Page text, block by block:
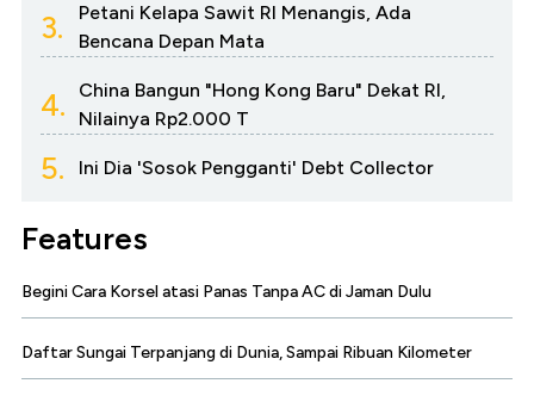
3.
Petani Kelapa Sawit RI Menangis, Ada
Bencana Depan Mata
4.
China Bangun "Hong Kong Baru" Dekat RI,
Nilainya Rp2.000 T
5. Ini Dia 'Sosok Pengganti' Debt Collector
Features
Begini Cara Korsel atasi Panas Tanpa AC di Jaman Dulu
Daftar Sungai Terpanjang di Dunia, Sampai Ribuan Kilometer